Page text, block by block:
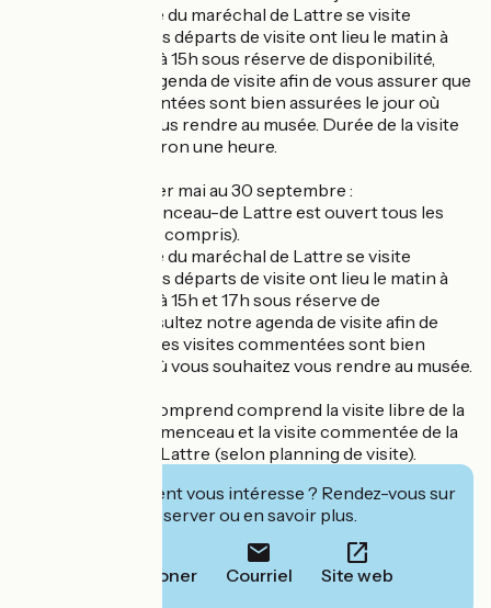
- La maison natale du maréchal de Lattre se visite
accompagnée. Des départs de visite ont lieu le matin à
11h et l'après midi à 15h sous réserve de disponibilité,
consultez notre agenda de visite afin de vous assurer que
les visites commentées sont bien assurées le jour où
vous souhaitez vous rendre au musée. Durée de la visite
commentée : environ une heure.
Haute saison, du 1er mai au 30 septembre :
- Le musée Clemenceau-de Lattre est ouvert tous les
jours (jours fériés compris).
- La maison natale du maréchal de Lattre se visite
accompagnée. Des départs de visite ont lieu le matin à
11h et l'après midi à 15h et 17h sous réserve de
disponibilité, consultez notre agenda de visite afin de
vous assurer que les visites commentées sont bien
assurées le jour où vous souhaitez vous rendre au musée.
Le prix d'entrée comprend comprend la visite libre de la
maison natale Clemenceau et la visite commentée de la
maison natale De Lattre (selon planning de visite).
Cet établissement vous intéresse ? Rendez-vous sur
leur site pour réserver ou en savoir plus.
Téléphoner Courriel Site web